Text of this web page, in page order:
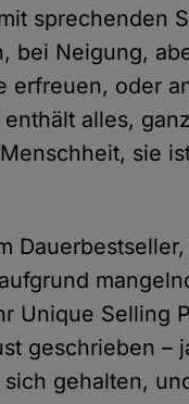
sprechenden
bei Neigung,
erfreuen, oder
alles,
sie
Unique Selling
geschrieben –
gehalten,